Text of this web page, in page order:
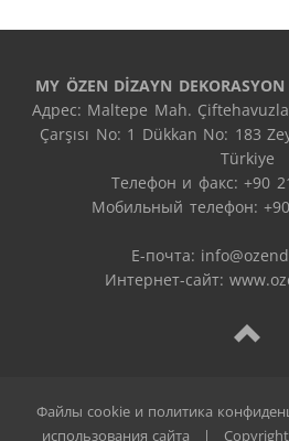
MY ÖZEN DİZAYN
Адрес: Maltepe Mah.
Çarşısı No: 1 Dükkan No: 183
Türkiye
Телефон и факс: +90
Мобильный телефон:
E-почта:
Интернет-сайт:
Файлы cookie и политика
использования сайта
|